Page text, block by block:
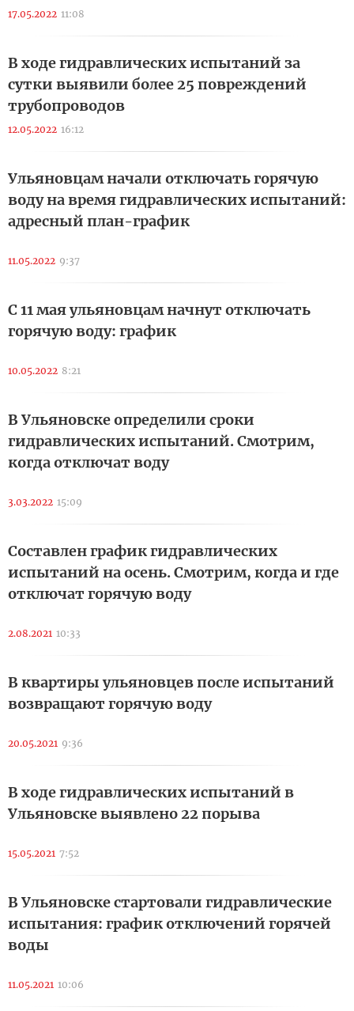
17.05.2022 11:08
В ходе гидравлических испытаний за
сутки выявили более 25 повреждений
трубопроводов
12.05.2022 16:12
Ульяновцам начали отключать горячую
воду на время гидравлических испытаний:
адресный план-график
11.05.2022 9:37
С 11 мая ульяновцам начнут отключать
горячую воду: график
10.05.2022 8:21
В Ульяновске определили сроки
гидравлических испытаний. Смотрим,
когда отключат воду
3.03.2022 15:09
Составлен график гидравлических
испытаний на осень. Смотрим, когда и где
отключат горячую воду
2.08.2021 10:33
В квартиры ульяновцев после испытаний
возвращают горячую воду
20.05.2021 9:36
В ходе гидравлических испытаний в
Ульяновске выявлено 22 порыва
15.05.2021 7:52
В Ульяновске стартовали гидравлические
испытания: график отключений горячей
воды
11.05.2021 10:06